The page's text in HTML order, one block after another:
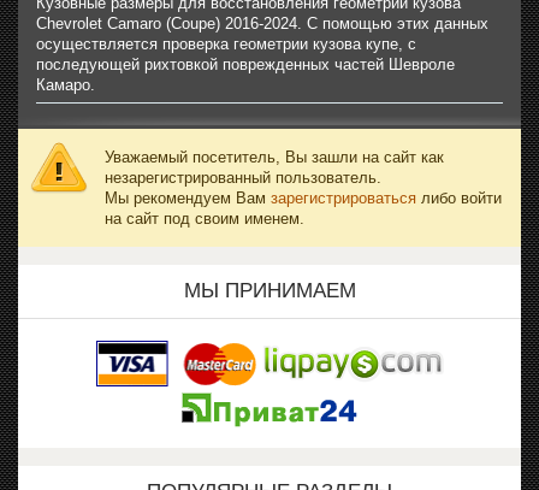
Chevrolet Camaro (Coupe) 2016-2024. С помощью этих данных
осуществляется проверка геометрии кузова купе, с
последующей рихтовкой поврежденных частей Шевроле
Камаро.
Уважаемый посетитель, Вы зашли на сайт как
незарегистрированный пользователь.
Мы рекомендуем Вам зарегистрироваться либо войти
на сайт под своим именем.
МЫ ПРИНИМАЕМ